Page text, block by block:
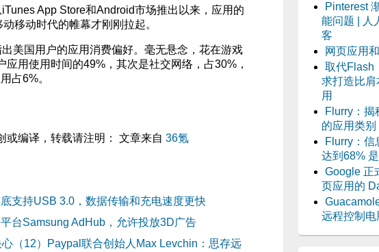
App Store和Android市场推出以来，应用的
移动时代的帷幕才刚刚拉起。
美国用户的应用消费偏好。毫无悬念，花在游戏
用使用时间的49%，其次是社交网络，占30%，
占6%。
或编译，转载请注明： 文章来自 36氪
支持USB 3.0，数据传输和充电速度更快
台Samsung AdHub，允许投放3D广告
（12）Paypal联合创始人Max Levchin：思存远
Pinterest
能问题 | 人
客
网页应用
取代Flash
求打造比
用
Flurry：揭
的应用类别
Flurry：信
达到68%
Google 正
页应用的
远程控制电